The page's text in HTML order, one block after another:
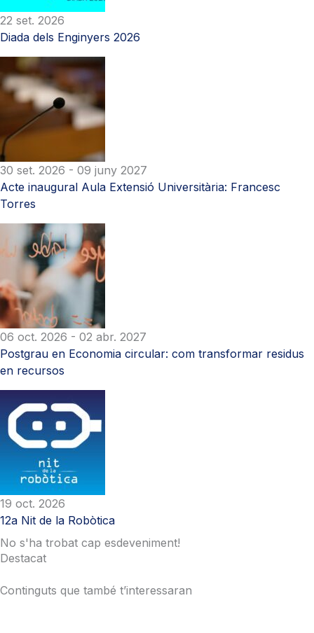
22 set. 2026
Diada dels Enginyers 2026
30 set. 2026 - 09 juny 2027
Acte inaugural Aula Extensió Universitària: Francesc
Torres
06 oct. 2026 - 02 abr. 2027
Postgrau en Economia circular: com transformar residus
en recursos
19 oct. 2026
12a Nit de la Robòtica
No s'ha trobat cap esdeveniment!
Destacat
Continguts que també t’interessaran